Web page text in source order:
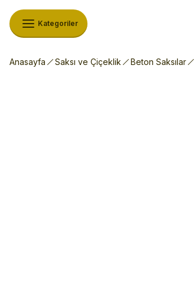
Kategoriler
Anasayfa Saksı ve Çiçeklik Beton Saksılar